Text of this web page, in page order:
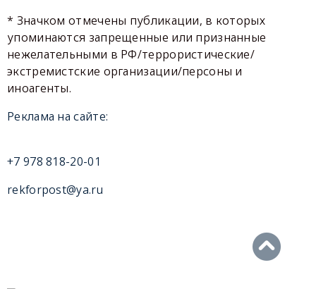
* Значком отмечены публикации, в которых
упоминаются запрещенные или признанные
нежелательными в РФ/террористические/
экстремистские организации/персоны и
иноагенты.
Реклама на сайте:
+7 978 818-20-01
rekforpost@ya.ru